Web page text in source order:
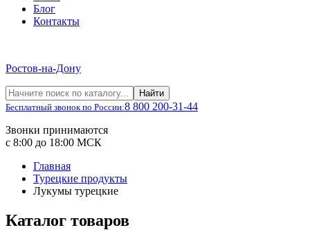
Блог
Контакты
Ростов-на-Дону
Найти
Бесплатный звонок по России:8 800 200-31-44
Звонки принимаются
с 8:00 до 18:00 МСК
Главная
Турецкие продукты
Лукумы турецкие
Каталог товаров